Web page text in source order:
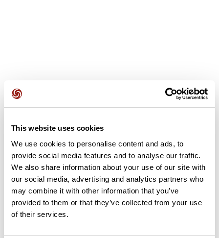
This website uses cookies
We use cookies to personalise content and ads, to
provide social media features and to analyse our traffic.
We also share information about your use of our site with
our social media, advertising and analytics partners who
may combine it with other information that you’ve
provided to them or that they’ve collected from your use
of their services.
Ajouter un avis
Découvrez ce parcours de vélo de 102,3 km à proximité de